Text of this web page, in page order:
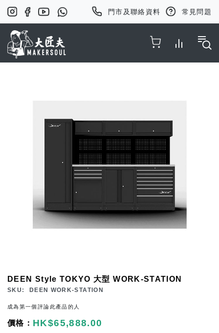
門市及聯絡資料 常見問題
DEEN Style TOKYO 大型 WORK-STATION
SKU DEEN WORK-STATION
成為第一個評論此產品的人
HK$65,888.00
beginning
of